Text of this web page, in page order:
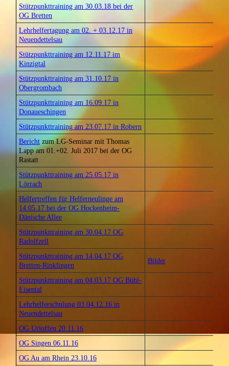
Stützpunkttraining am 30.03.18 bei der
OG Bretten
Lehrhelfertagung am 02. + 03.12.17 in
Neuendettelsau
Stützpunkttraining am 12.11.17 im
Kinzigtal
Stützpunkttraining am 31.10.17 in
Obergrombach
Stützpunkttraining am 16.09.17 in
Donaueschingen
Stützpunkttraining am 23.07.17 in Robern
Berichtzum LG-Seminar mit Thomas
Lapp am 01.+02. Juli 2017 bei der OG
Rastatt
Stützpunkttraining am 25.05.17 in
Lörrach
Helfertreffen für Helferneulinge am
14.05.17 bei der OG Hockenheim-
Dänische Allee
Stützpunkttraining am 30.04.17 OG
Radolfzell
Stützpunkttraining am 14.04.17 OG
Bretten-Rinklingen
Bilder
Stützpunkttraining am 04.03.17 OG Bühl-
Eisental
Lehrhelferschulung 03.04.12.16 in
Neuendettelsau
OG Urloffen 20.11.16
OG Singen 06.11.16
OG Au am Rhein 23.10.16